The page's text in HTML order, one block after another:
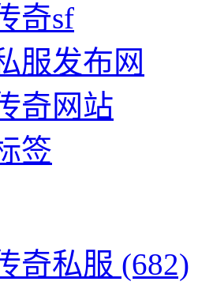
奇sf
服发布网
奇网站
签
奇私服 (682)